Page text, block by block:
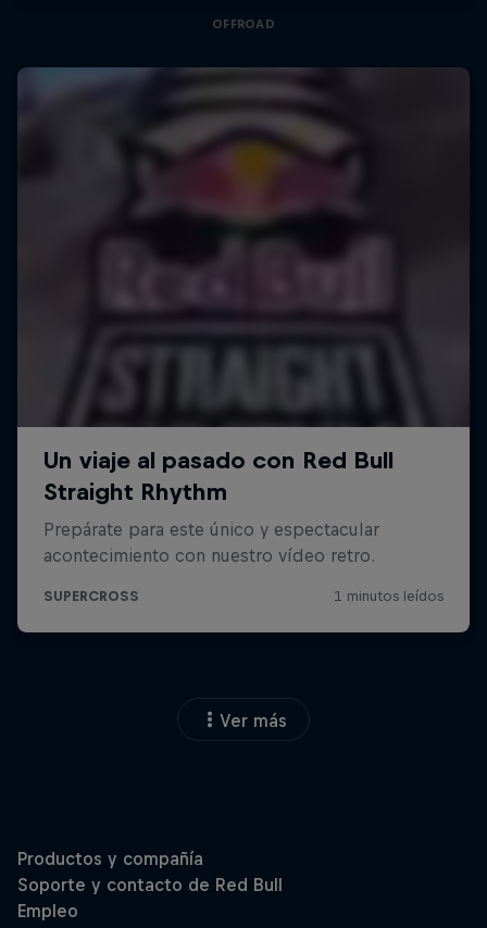
OFFROAD
Ver más